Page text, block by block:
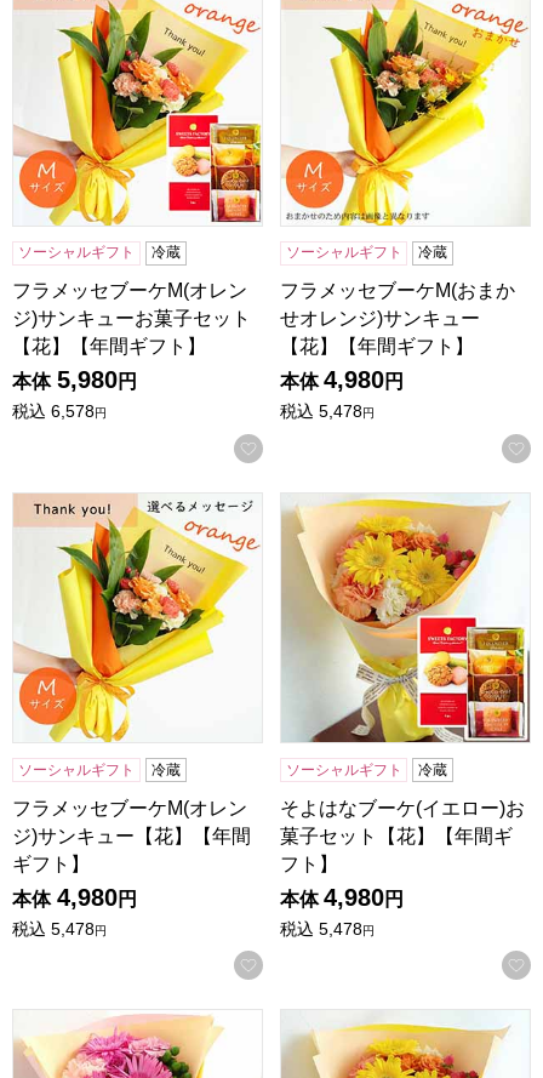
ソーシャルギフト 冷蔵
フラメッセブーケM(オレン
ジ)サンキューお菓子セット
【花】【年間ギフト】
本体 5,980円
税込 6,578円
お気に入りに登録する
ソーシャルギフト 冷蔵
フラメッセブーケM(おまか
せオレンジ)サンキュー
【花】【年間ギフト】
本体 4,980円
税込 5,478円
フラメッセブーケM(オレンジ)サンキュー【花】【年間ギフ
ソーシャルギフト 冷蔵
フラメッセブーケM(オレン
ジ)サンキュー【花】【年間
ギフト】
本体 4,980円
税込 5,478円
お気に入りに登録する
そよはなブーケ(イエロー)お
ソーシャルギフト 冷蔵
そよはなブーケ(イエロー)お
菓子セット【花】【年間ギ
フト】
本体 4,980円
税込 5,478円
そよはなブーケ(ピンク)お菓子セット【花】【年間ギフト】
そよはなブーケ(イエロー)【